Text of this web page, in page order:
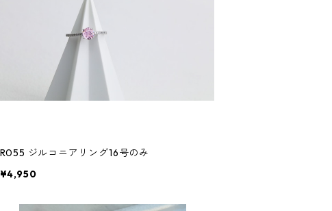
R055 ジルコニアリング16号のみ
¥4,950